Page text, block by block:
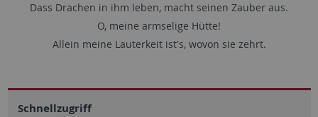
Dass Drachen in ihm leben, macht seinen Zauber aus.
O, meine armselige Hütte!
Allein meine Lauterkeit ist's, wovon sie zehrt.
Schnellzugriff